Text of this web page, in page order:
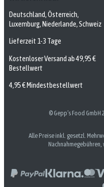
Deutschland, Österreich,
Luxemburg, Niederlande, Schweiz
Lieferzeit 1-3 Tage
Kostenloser Versand ab 49,95 €
Bestellwert
4,95 € Mindestbestellwert
© Gepp’s Food GmbH
Alle Preise inkl. gesetzl.
Nachnahmegebühren,